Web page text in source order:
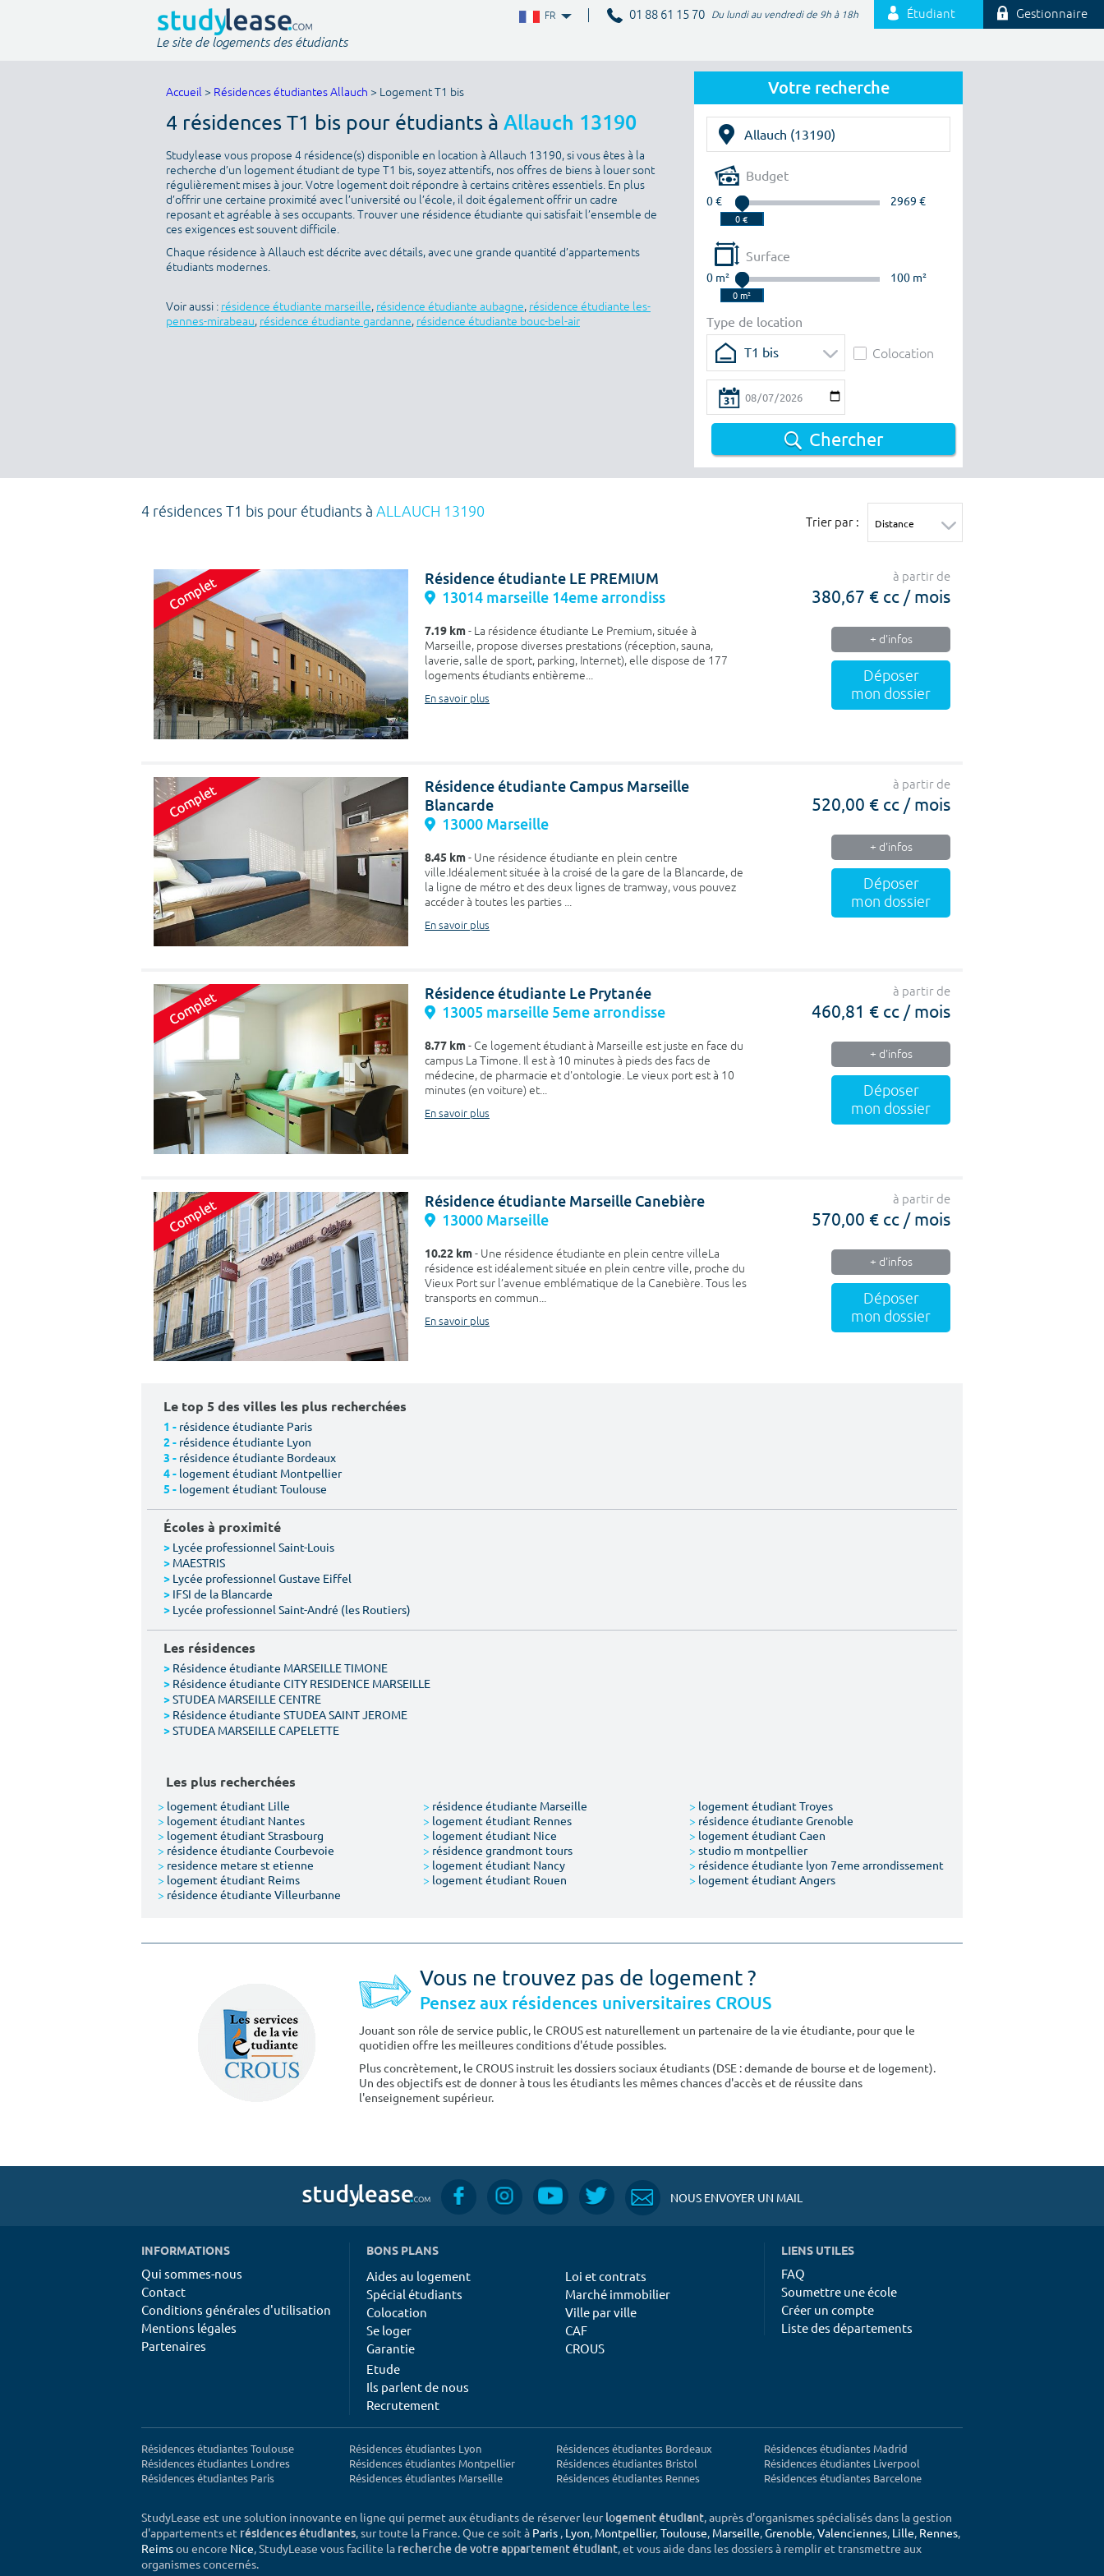
FR 01 88 61 15 70 Du lundi au vendredi de 9h à 18h Étudiant Gestionnaire
Le site de logements des étudiants
Votre recherche
Budget
0 € 2969 €
Surface
0 m² 100 m²
Type de location
T1 bis
Colocation
Chercher
Accueil > Résidences étudiantes Allauch > Logement T1 bis
4 résidences T1 bis pour étudiants à Allauch 13190
Studylease vous propose 4 résidence(s) disponible en location à Allauch 13190, si vous êtes à la
recherche d’un logement étudiant de type T1 bis, soyez attentifs, nos offres de biens à louer sont
régulièrement mises à jour. Votre logement doit répondre à certains critères essentiels. En plus
d’offrir une certaine proximité avec l’université ou l’école, il doit également offrir un cadre
reposant et agréable à ses occupants. Trouver une résidence étudiante qui satisfait l’ensemble de
ces exigences est souvent difficile.
Chaque résidence à Allauch est décrite avec détails, avec une grande quantité d’appartements
étudiants modernes.
Voir aussi : résidence étudiante marseille, résidence étudiante aubagne, résidence étudiante les-
pennes-mirabeau, résidence étudiante gardanne, résidence étudiante bouc-bel-air
4 résidences T1 bis pour étudiants à ALLAUCH 13190
Trier par :
Résidence étudiante LE PREMIUM
13014 marseille 14eme arrondiss
7.19 km- La résidence étudiante Le Premium, située à
Marseille, propose diverses prestations (réception, sauna,
laverie, salle de sport, parking, Internet), elle dispose de 177
logements étudiants entièreme...
En savoir plus
à partir de
380,67 € cc / mois
+ d'infos
Déposer
mon dossier
Résidence étudiante Campus Marseille
Blancarde
13000 Marseille
8.45 km- Une résidence étudiante en plein centre
ville.Idéalement située à la croisé de la gare de la Blancarde, de
la ligne de métro et des deux lignes de tramway, vous pouvez
accéder à toutes les parties ...
En savoir plus
à partir de
520,00 € cc / mois
+ d'infos
Déposer
mon dossier
Résidence étudiante Le Prytanée
13005 marseille 5eme arrondisse
8.77 km- Ce logement étudiant à Marseille est juste en face du
campus La Timone. Il est à 10 minutes à pieds des facs de
médecine, de pharmacie et d'ontologie. Le vieux port est à 10
minutes (en voiture) et...
En savoir plus
à partir de
460,81 € cc / mois
+ d'infos
Déposer
mon dossier
Résidence étudiante Marseille Canebière
13000 Marseille
10.22 km- Une résidence étudiante en plein centre villeLa
résidence est idéalement située en plein centre ville, proche du
Vieux Port sur l’avenue emblématique de la Canebière. Tous les
transports en commun...
En savoir plus
à partir de
570,00 € cc / mois
+ d'infos
Déposer
mon dossier
Le top 5 des villes les plus recherchées
1 - résidence étudiante Paris
2 - résidence étudiante Lyon
3 - résidence étudiante Bordeaux
4 - logement étudiant Montpellier
5 - logement étudiant Toulouse
Écoles à proximité
> Lycée professionnel Saint-Louis
> MAESTRIS
> Lycée professionnel Gustave Eiffel
> IFSI de la Blancarde
> Lycée professionnel Saint-André (les Routiers)
Les résidences
> Résidence étudiante MARSEILLE TIMONE
> Résidence étudiante CITY RESIDENCE MARSEILLE
>STUDEA MARSEILLE CENTRE
> Résidence étudiante STUDEA SAINT JEROME
>STUDEA MARSEILLE CAPELETTE
Les plus recherchées
> logement étudiant Lille > résidence étudiante Marseille > logement étudiant Troyes
> logement étudiant Nantes > logement étudiant Rennes > résidence étudiante Grenoble
> logement étudiant Strasbourg > logement étudiant Nice > logement étudiant Caen
> résidence étudiante Courbevoie > résidence grandmont tours > studio m montpellier
> residence metare st etienne > logement étudiant Nancy > résidence étudiante lyon 7eme arrondissement
> logement étudiant Reims > logement étudiant Rouen > logement étudiant Angers
> résidence étudiante Villeurbanne
Vous ne trouvez pas de logement ?
Pensez aux résidences universitaires CROUS
Jouant son rôle de service public, le CROUS est naturellement un partenaire de la vie étudiante, pour que le
quotidien offre les meilleures conditions d'étude possibles.
Plus concrètement, le CROUS instruit les dossiers sociaux étudiants (DSE : demande de bourse et de logement).
Un des objectifs est de donner à tous les étudiants les mêmes chances d'accès et de réussite dans
l'enseignement supérieur.
NOUS ENVOYER UN MAIL
INFORMATIONS
Qui sommes-nous
Contact
Conditions générales d'utilisation
Mentions légales
Partenaires
BONS PLANS
Aides au logement
Spécial étudiants
Colocation
Se loger
Garantie
Loi et contrats
Marché immobilier
Ville par ville
CAF
CROUS
Etude
Ils parlent de nous
Recrutement
LIENS UTILES
FAQ
Soumettre une école
Créer un compte
Liste des départements
Résidences étudiantes Toulouse
Résidences étudiantes Londres
Résidences étudiantes Paris
Résidences étudiantes Lyon
Résidences étudiantes Montpellier
Résidences étudiantes Marseille
Résidences étudiantes Bordeaux
Résidences étudiantes Bristol
Résidences étudiantes Rennes
Résidences étudiantes Madrid
Résidences étudiantes Liverpool
Résidences étudiantes Barcelone
StudyLease est une solution innovante en ligne qui permet aux étudiants de réserver leurlogement étudiant, auprès d'organismes spécialisés dans la gestion
d'appartements et résidences étudiantes, sur toute la France. Que ce soit à Paris , Lyon, Montpellier,Toulouse, Marseille,Grenoble,Valenciennes, Lille, Rennes,
Reimsou encore Nice, StudyLease vous facilite la recherche de votre appartement étudiant, et vous aide dans les dossiers à remplir et transmettre aux
organismes concernés.